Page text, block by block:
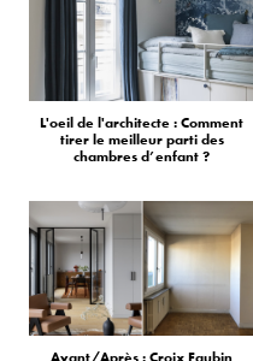
L'oeil de l'architecte : Comment
tirer le meilleur parti des
chambres d’enfant ?